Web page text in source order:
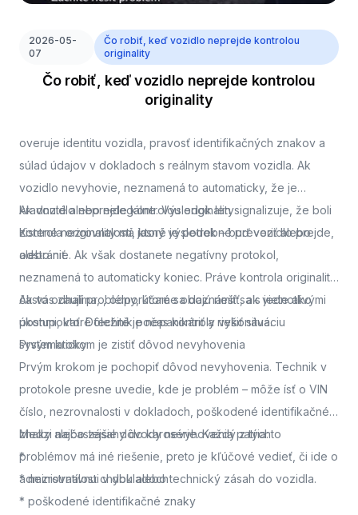
2026-05-
07
Čo robiť, keď vozidlo neprejde kontrolou
originality
Čo robiť, keď vozidlo neprejde kontrolou
originality
overuje identitu vozidla, pravosť identifikačných znakov a
súlad údajov v dokladoch s reálnym stavom vozidla. Ak
vozidlo nevyhovie, neznamená to automaticky, že je
kradnuté alebo nelegálne. Výsledok len signalizuje, že boli
zistené nezrovnalosti, ktoré je potrebné preveriť alebo
odstrániť.
Ak vozidlo neprejde kontrolou originality
Kontrola originality má jasný výsledok – buď vozidlo prejde,
alebo nie. Ak však dostanete negatívny protokol,
neznamená to automaticky koniec. Práve kontrola originality
často odhalí problémy, ktoré sa dajú riešiť, ak viete ako
postupovať. Dôležité je nepanikáriť a riešiť situáciu
systematicky.
Ak vás zaujíma,, odporúčame oboznámiť sa s jednotlivými
úkonmi, ktoré technik počas kontroly vykonáva.
Prvým krokom je zistiť dôvod nevyhovenia
Prvým krokom je pochopiť dôvod nevyhovenia. Technik v
protokole presne uvedie, kde je problém – môže ísť o VIN
číslo, nezrovnalosti v dokladoch, poškodené identifikačné
znaky alebo zásahy do karosérie. Každý z týchto
problémov má iné riešenie, preto je kľúčové vedieť, či ide o
administratívnu chybu alebo technický zásah do vozidla.
Medzi najčastejšie dôvody nevyhovenia patria:
*
* nezrovnalosti v dokladoch
* poškodené identifikačné znaky